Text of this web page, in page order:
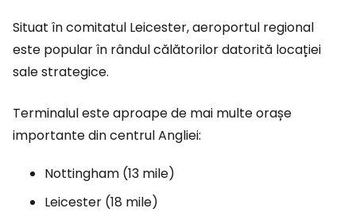
Situat în comitatul Leicester, aeroportul regional
este popular în rândul călătorilor datorită locației
sale strategice.
Terminalul este aproape de mai multe orașe
importante din centrul Angliei:
Nottingham (13 mile)
Leicester (18 mile)